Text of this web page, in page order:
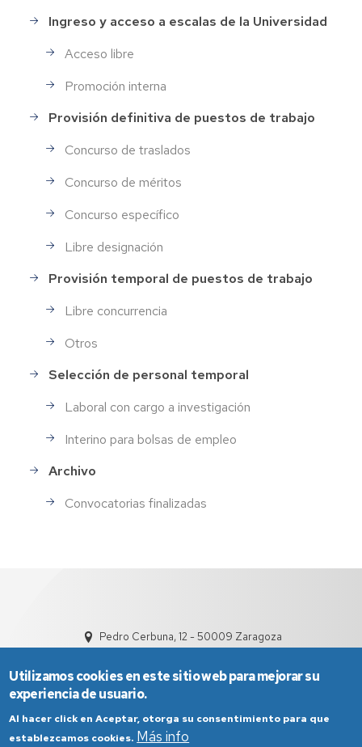
Ingreso y acceso a escalas de la Universidad
Acceso libre
Promoción interna
Provisión definitiva de puestos de trabajo
Concurso de traslados
Concurso de méritos
Concurso específico
Libre designación
Provisión temporal de puestos de trabajo
Libre concurrencia
Otros
Selección de personal temporal
Laboral con cargo a investigación
Interino para bolsas de empleo
Archivo
Convocatorias finalizadas
Pedro Cerbuna, 12 - 50009 Zaragoza
Utilizamos cookies en este sitio web para mejorar su
experiencia de usuario.
Al hacer click en Aceptar, otorga su consentimiento para que
establezcamos cookies. Más info